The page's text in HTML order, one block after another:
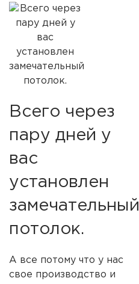
Всего через
пару дней у
вас
установлен
замечательный
потолок.
А все потому что у нас
свое производство и